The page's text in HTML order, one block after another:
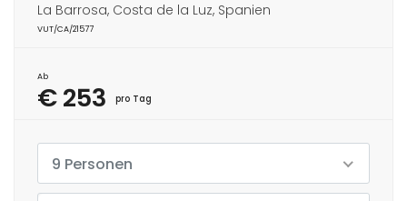
La Barrosa, Costa de la Luz, Spanien
VUT/CA/21577
Ab
€ 253 pro Tag
9 Personen